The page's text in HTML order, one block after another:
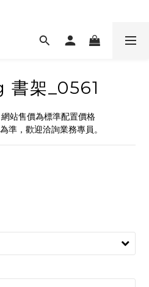
架_0561
站售價為標準配置價格
準，歡迎洽詢業務專員。